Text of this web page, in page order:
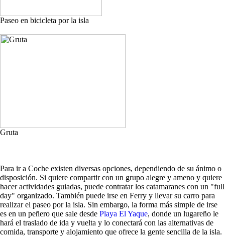
Paseo en bicicleta por la isla
Gruta
Para ir a Coche existen diversas opciones, dependiendo de su ánimo o
disposición. Si quiere compartir con un grupo alegre y ameno y quiere
hacer actividades guiadas, puede contratar los catamaranes con un "full
day" organizado. También puede irse en Ferry y llevar su carro para
realizar el paseo por la isla. Sin embargo, la forma más simple de irse
es en un peñero que sale desde Playa El Yaque, donde un lugareño le
hará el traslado de ida y vuelta y lo conectará con las alternativas de
comida, transporte y alojamiento que ofrece la gente sencilla de la isla.